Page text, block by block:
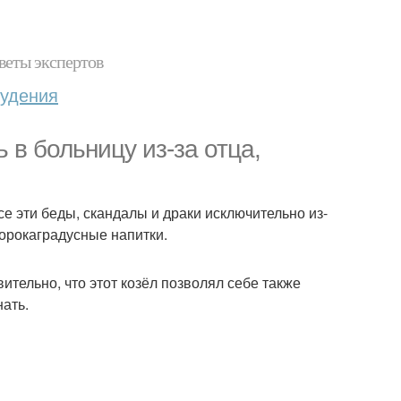
экспертов
больницу из-за отца,
эти беды, скандалы и драки исключительно из-
напитки.
что этот козёл позволял себе также